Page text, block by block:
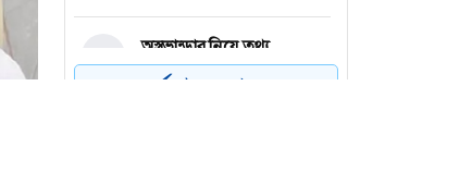
অস্ত্রভান্ডার নিয়ে তথ্য
ফাঁসকারীদের কারাদণ্ডের
৪
সর্বশেষ সব খবর